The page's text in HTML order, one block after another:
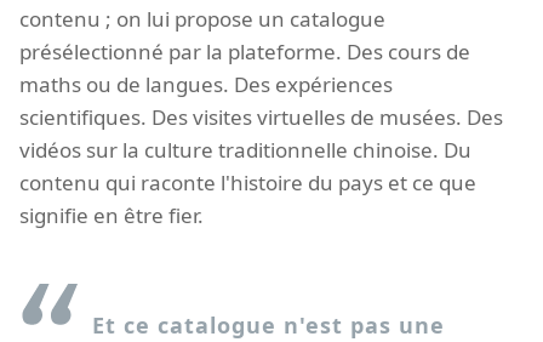
contenu ; on lui propose un catalogue
présélectionné par la plateforme. Des cours de
maths ou de langues. Des expériences
scientifiques. Des visites virtuelles de musées. Des
vidéos sur la culture traditionnelle chinoise. Du
contenu qui raconte l'histoire du pays et ce que
signifie en être fier.
Et ce catalogue n'est pas une